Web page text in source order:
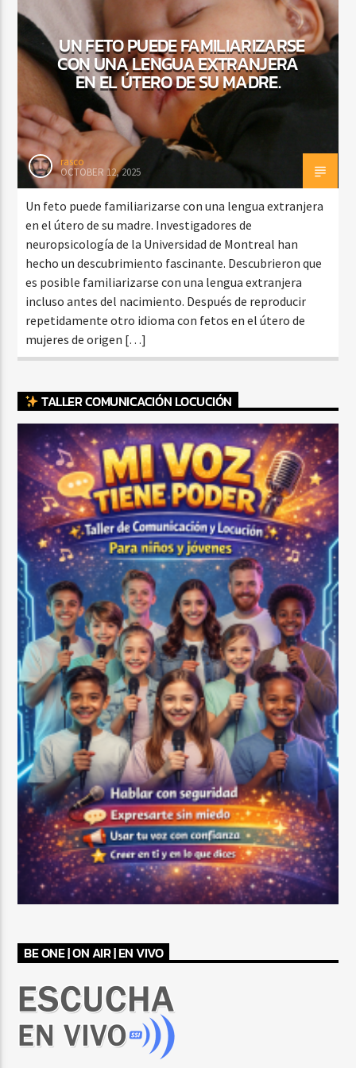
CURRENT SHOW
FIESTA DJ MIX
9:00 PM 12:00 AM
UN FETO PUEDE FAMILIARIZARSE
CON UNA LENGUA EXTRANJERA
EN EL ÚTERO DE SU MADRE.
rasco
OCTOBER 12, 2025
Un feto puede familiarizarse con una lengua extranjera
en el útero de su madre. Investigadores de
neuropsicología de la Universidad de Montreal han
hecho un descubrimiento fascinante. Descubrieron que
es posible familiarizarse con una lengua extranjera
incluso antes del nacimiento. Después de reproducir
repetidamente otro idioma con fetos en el útero de
mujeres de origen […]
TALLER COMUNICACIÓN LOCUCIÓN
BE ONE | ON AIR | EN VIVO